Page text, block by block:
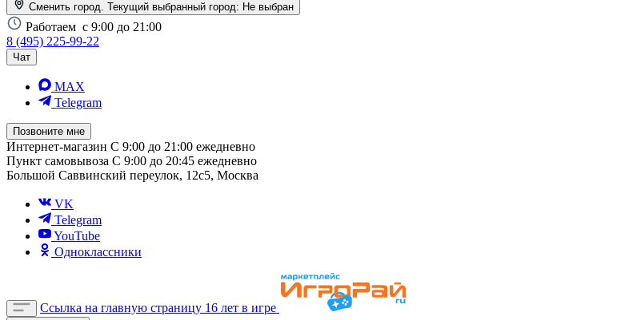
Сменить город. Текущий выбранный город: Не выбран
Работаем с 9:00 до 21:00
8 (495) 225-99-22
Чат
MAX
Telegram
Позвоните мне
Интернет-магазин С 9:00 до 21:00 ежедневно
Пункт самовывоза С 9:00 до 20:45 ежедневно
Большой Саввинский переулок, 12с5, Москва
VK
Telegram
YouTube
Одноклассники
Ссылка на главную страницу 16 лет в игре